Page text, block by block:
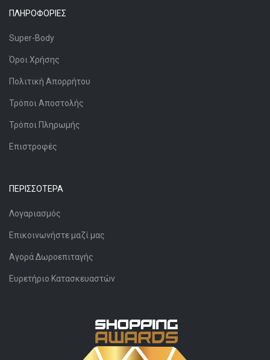
ΠΛΗΡΟΦΟΡΊΕΣ
Super-Body
Όροι Χρήσης
Πολιτική Απορρήτου
Τρόποι Αποστολής
Τρόποι Πληρωμής
Επιστροφές
ΠΕΡΙΣΣΌΤΕΡΑ
Λογαριασμός
Επικοινωνήστε μαζί μας
Αγορά Δωροεπιταγής
Ευρετήριο Κατασκευαστών